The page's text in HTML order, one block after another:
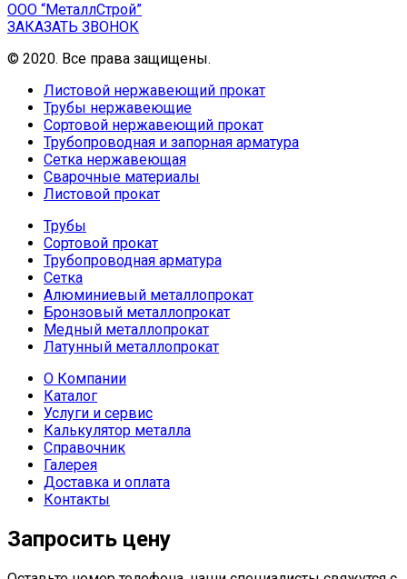
ООО “МеталлСтрой”
ЗАКАЗАТЬ ЗВОНОК
© 2020. Все права защищены.
Листовой нержавеющий прокат
Трубы нержавеющие
Сортовой нержавеющий прокат
Трубопроводная и запорная арматура
Сетка нержавеющая
Сварочные материалы
Листовой прокат
Трубы
Сортовой прокат
Трубопроводная арматура
Сетка
Алюминиевый металлопрокат
Бронзовый металлопрокат
Медный металлопрокат
Латунный металлопрокат
О Компании
Каталог
Услуги и сервис
Калькулятор металла
Справочник
Галерея
Доставка и оплата
Контакты
Запросить цену